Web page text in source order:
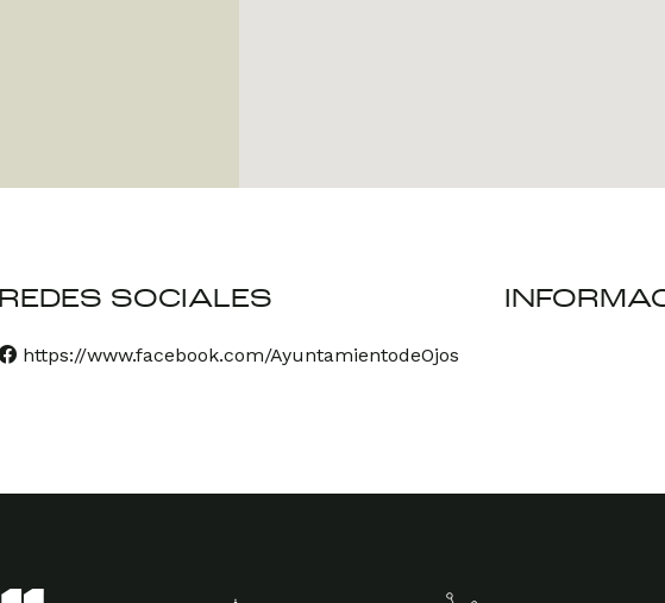
REDES SOCIALES
https://www.facebook.com/AyuntamientodeOjos